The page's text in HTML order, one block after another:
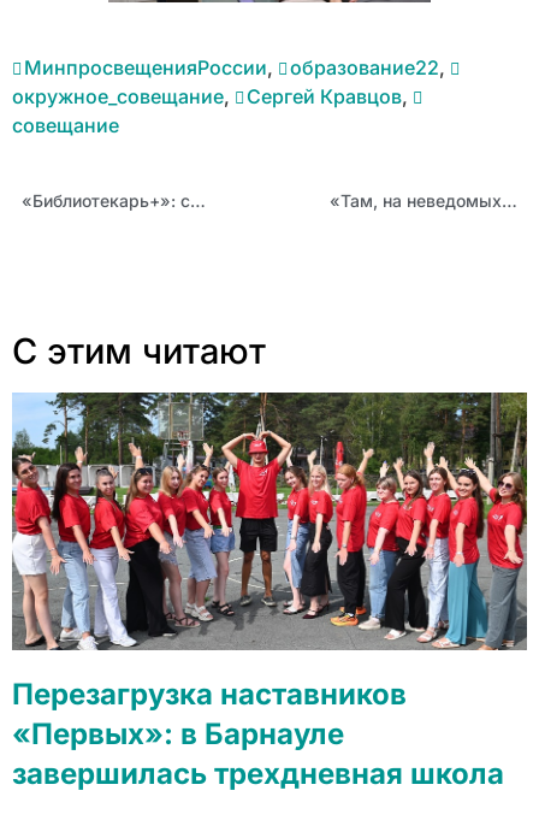
МинпросвещенияРоссии, образование22,
окружное_совещание, Сергей Кравцов,
совещание
«Библиотекарь+»: стартовал краевой профессиональный конкурс «Там, на неведомых дорожках»: семьи Алтайского края оживили сказки Пушкина на краевом фестивале
С этим читают
Перезагрузка наставников
«Первых»: в Барнауле
завершилась трехдневная школа